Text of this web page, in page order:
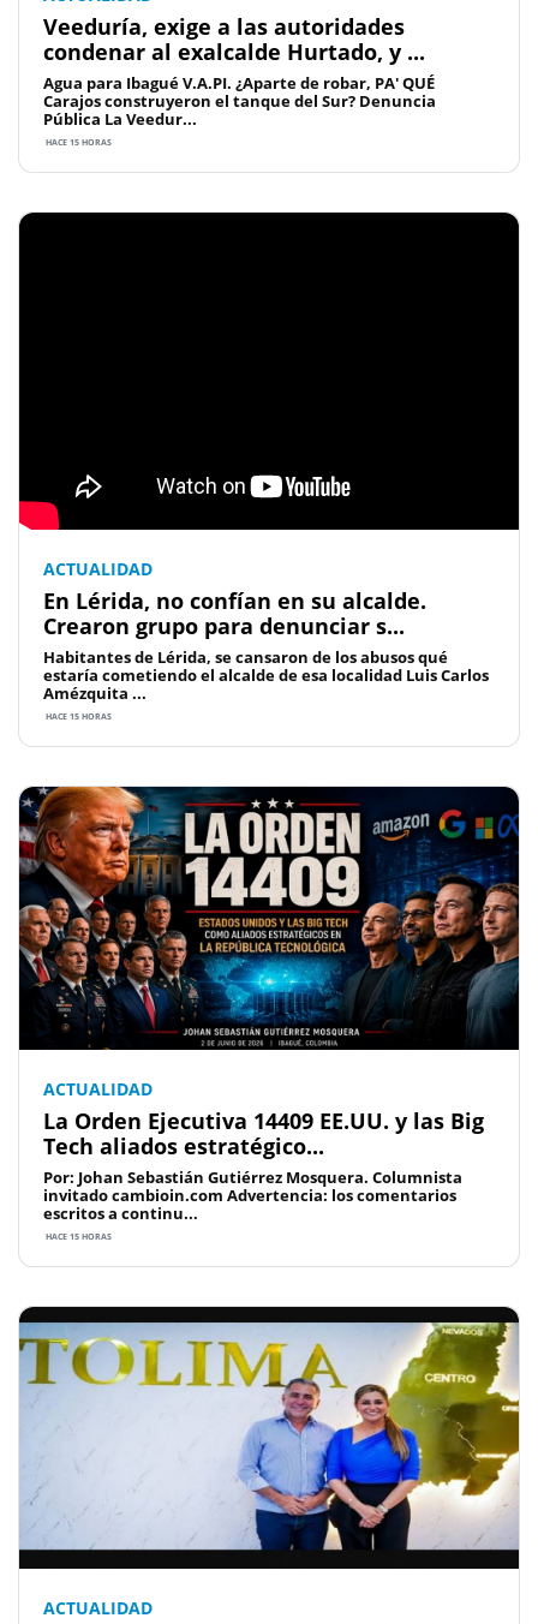
Veeduría, exige a las autoridades
condenar al exalcalde Hurtado, y ...
Agua para Ibagué V.A.PI. ¿Aparte de robar, PA' QUÉ
Carajos construyeron el tanque del Sur? Denuncia
Pública La Veedur...
HACE 15 HORAS
ACTUALIDAD
En Lérida, no confían en su alcalde.
Crearon grupo para denunciar s...
Habitantes de Lérida, se cansaron de los abusos qué
estaría cometiendo el alcalde de esa localidad Luis Carlos
Amézquita ...
HACE 15 HORAS
ACTUALIDAD
La Orden Ejecutiva 14409 EE.UU. y las Big
Tech aliados estratégico...
Por: Johan Sebastián Gutiérrez Mosquera. Columnista
invitado cambioin.com Advertencia: los comentarios
escritos a continu...
HACE 15 HORAS
ACTUALIDAD